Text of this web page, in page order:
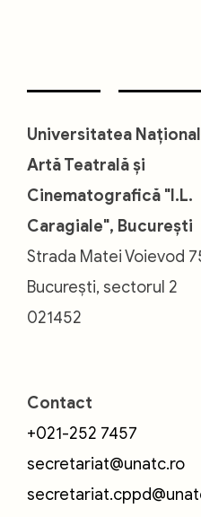
Universitatea
Artă Teatrală și
Cinematografică "I.L.
Caragiale", București
Strada Matei Voievod
București, sectorul 2
021452
Contact
+021-252 7457
secretariat@unatc.ro